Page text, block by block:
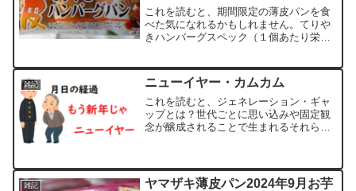
これを読むと、期間限定の薄皮パンを食
べた気になれるかもしれません。てりや
きハンバーグスペック（１個あたり栄養
0.7g実食よく見ると、マヨネーズ的なド
レ...
雑記 ニューイヤー・カムカム
これを読むと、ジェネレーション・ギャ
ップとは？世代ごとに思い込みや固定観
念が醸成されることで生まれるそれらの
ぁ？もうすぐ来年が来ちゃうのねぇ。ニ
ューイヤー・カミング・ス...
雑記
ヤマザキ薄皮パン2024年9月お芋